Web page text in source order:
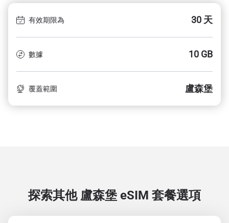
有效期限為 30 天
數據 10 GB
覆蓋範圍 盧森堡
探索其他 盧森堡 eSIM 套餐選項